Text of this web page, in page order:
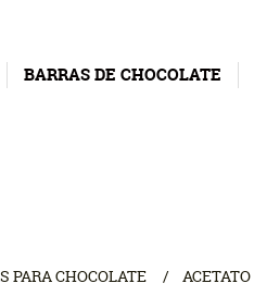
BARRAS DE CHOCOLATE
PARA CHOCOLATE ACETATO